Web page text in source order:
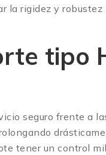
la rigidez y robustez
tipo
seguro frente a
tener un control